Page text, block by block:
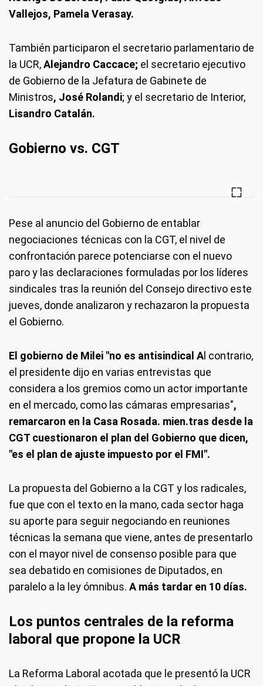
Vallejos, Pamela Verasay.
También participaron el secretario parlamentario de
la UCR,Alejandro Caccace; el secretario ejecutivo
de Gobierno de la Jefatura de Gabinete de
Ministros, José Rolandi; y el secretario de Interior,
Lisandro Catalán.
Gobierno vs. CGT
Pese al anuncio del Gobierno de entablar
negociaciones técnicas con la CGT, el nivel de
confrontación parece potenciarse con el nuevo
paro y las declaraciones formuladas por los líderes
sindicales tras la reunión del Consejo directivo este
jueves, donde analizaron y rechazaron la propuesta
el Gobierno.
El gobierno de Milei "no es antisindical A l contrario,
el presidente dijo en varias entrevistas que
considera a los gremios como un actor importante
en el mercado, como las cámaras empresarias",
remarcaron en la Casa Rosada. mien.tras desde la
CGT cuestionaron el plan del Gobierno que dicen,
"es el plan de ajuste impuesto por el FMI".
La propuesta del Gobierno a la CGT y los radicales,
fue que con el texto en la mano, cada sector haga
su aporte para seguir negociando en reuniones
técnicas la semana que viene, antes de presentarlo
con el mayor nivel de consenso posible para que
sea debatido en comisiones de Diputados, en
paralelo a la ley ómnibus. A más tardar en 10 días.
Los puntos centrales de la reforma
laboral que propone la UCR
La Reforma Laboral acotada que le presentó la UCR